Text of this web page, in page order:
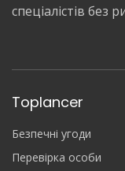
спеціалістів без
Toplancer
Безпечні угоди
Перевірка особи